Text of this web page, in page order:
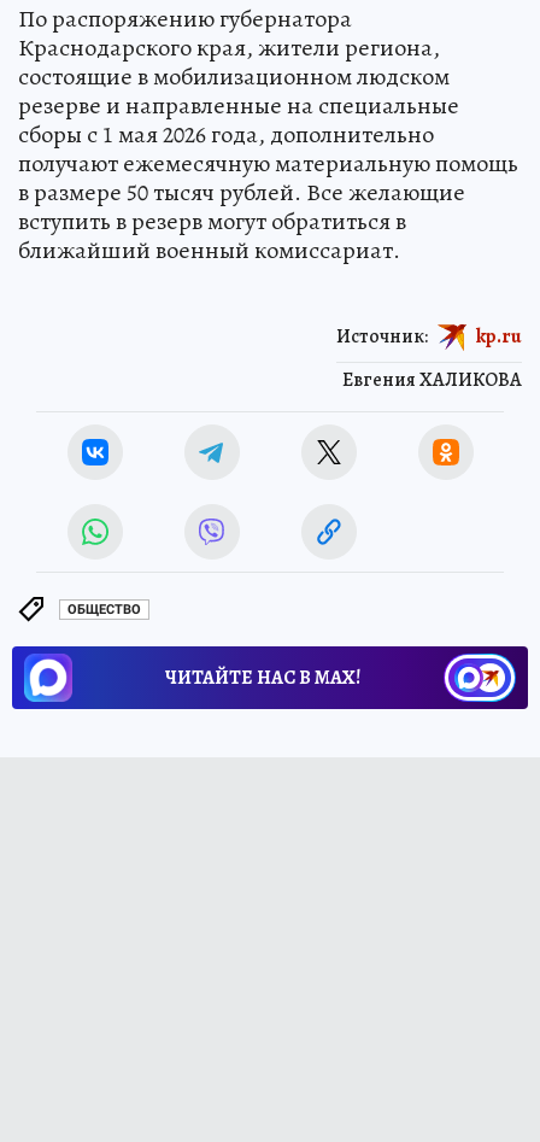
По распоряжению губернатора
Краснодарского края, жители региона,
состоящие в мобилизационном людском
резерве и направленные на специальные
сборы с 1 мая 2026 года, дополнительно
получают ежемесячную материальную помощь
в размере 50 тысяч рублей. Все желающие
вступить в резерв могут обратиться в
ближайший военный комиссариат.
Евгения ХАЛИКОВА
Источник: kp.ru
ОБЩЕСТВО
ЧИТАЙТЕ НАС В МАХ!